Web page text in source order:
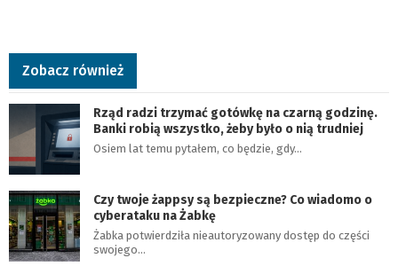
Zobacz również
Rząd radzi trzymać gotówkę na czarną godzinę.
Banki robią wszystko, żeby było o nią trudniej
Osiem lat temu pytałem, co będzie, gdy…
Czy twoje żappsy są bezpieczne? Co wiadomo o
cyberataku na Żabkę
Żabka potwierdziła nieautoryzowany dostęp do części
swojego…